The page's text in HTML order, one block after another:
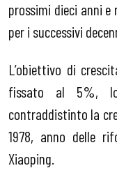
prossimi dieci anni
per i successivi
L’obiettivo di
fissato al 5%,
contraddistinto la
1978, anno delle
Xiaoping.